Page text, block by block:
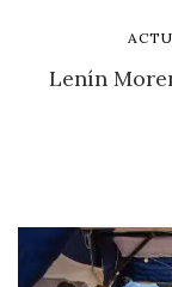
Lenín